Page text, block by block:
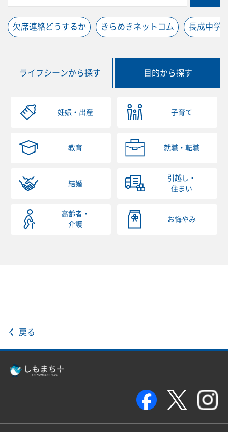
欠席連絡どうするか きらめきネットコム 長成中学
ライフシーンから探す 目的から探す
妊娠・出産 子育て
教育 就職・転職
結婚
引越し・
住まい
高齢者・
介護
お悔やみ
戻る